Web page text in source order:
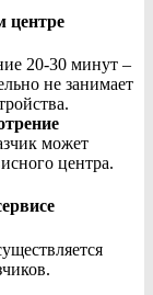
центре
20-30 минут –
не занимает
может
центра.